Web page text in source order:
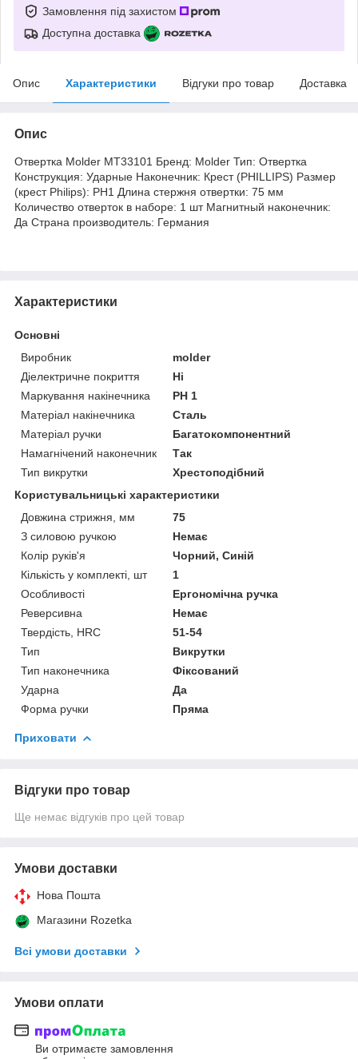
Замовлення під захистом
Доступна доставка
Опис Характеристики Відгуки про товар Доставка
Опис
Отвертка Molder MT33101 Бренд: Molder Тип: Отвертка
Конструкция: Ударные Наконечник: Крест (PHILLIPS) Размер
(крест Philips): PH1 Длина стержня отвертки: 75 мм
Количество отверток в наборе: 1 шт Магнитный наконечник:
Да Страна производитель: Германия
Характеристики
Основні
Виробник
molder
Діелектричне покриття
Ні
Маркування накінечника
PH 1
Матеріал накінечника
Сталь
Матеріал ручки
Багатокомпонентний
Намагнічений наконечник
Так
Тип викрутки
Хрестоподібний
Користувальницькі характеристики
Довжина стрижня, мм
75
З силовою ручкою
Немає
Колір руків'я
Чорний, Синій
Кількість у комплекті, шт
1
Особливості
Ергономічна ручка
Реверсивна
Немає
Твердість, HRC
51-54
Тип
Викрутки
Тип наконечника
Фіксований
Ударна
Да
Форма ручки
Пряма
Приховати
Відгуки про товар
Ще немає відгуків про цей товар
Умови доставки
Нова Пошта
Магазини Rozetka
Всі умови доставки
Умови оплати
Ви отримаєте замовлення